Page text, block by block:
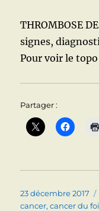
THROMBOSE
signes,
Pour voir le
Partager :
Publié
le
23 décembre 2017
cancer,cancer du